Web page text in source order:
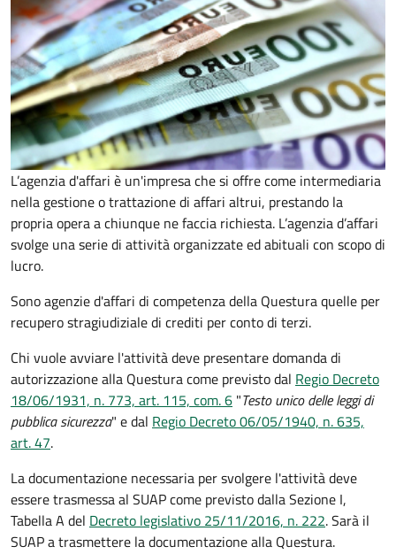
L’agenzia d'affari è un'impresa che si offre come intermediaria
nella gestione o trattazione di affari altrui, prestando la
propria opera a chiunque ne faccia richiesta. L’agenzia d’affari
svolge una serie di attività organizzate ed abituali con scopo di
lucro.
Sono agenzie d'affari di competenza della Questura quelle per
recupero stragiudiziale di crediti per conto di terzi.
Chi vuole avviare l'attività deve presentare domanda di
autorizzazione alla Questura come previsto dal Regio Decreto
18/06/1931, n. 773, art. 115, com. 6 "Testo unico delle leggi di
pubblica sicurezza" e dal Regio Decreto 06/05/1940, n. 635,
art. 47.
La documentazione necessaria per svolgere l'attività deve
essere trasmessa al SUAP come previsto dalla Sezione I,
Tabella A del Decreto legislativo 25/11/2016, n. 222. Sarà il
SUAP a trasmettere la documentazione alla Questura.